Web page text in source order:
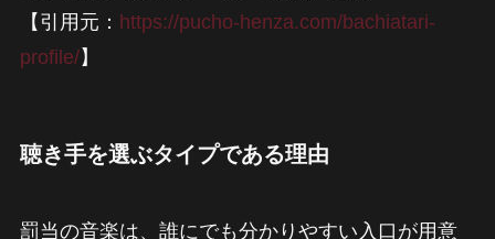
【引用元： https://pucho-henza.com/bachiatari-
profile/】
聴き手を選ぶタイプである理由
罰当の音楽は、誰にでも分かりやすい入口が用意